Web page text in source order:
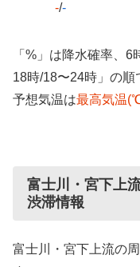
-/-
「%」は降水確率、
18時/18〜24時」の順
予想気温は最高気温
富士川・宮下上
渋滞情報
富士川・宮下上流の